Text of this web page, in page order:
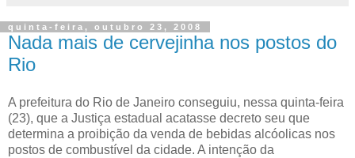
quinta-feira, outubro 23, 2008
Nada mais de cervejinha nos postos do
Rio
A prefeitura do Rio de Janeiro conseguiu, nessa quinta-feira
(23), que a Justiça estadual acatasse decreto seu que
determina a proibição da venda de bebidas alcóolicas nos
postos de combustível da cidade. A intenção da